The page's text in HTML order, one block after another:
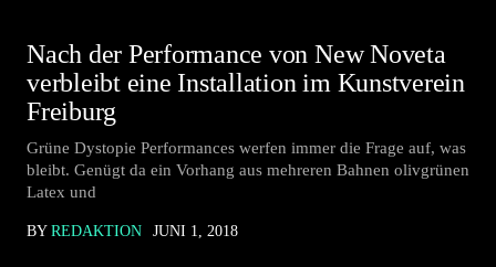
Nach der Performance von New Noveta
verbleibt eine Installation im Kunstverein
Freiburg
Grüne Dystopie Performances werfen immer die Frage auf, was
bleibt. Genügt da ein Vorhang aus mehreren Bahnen olivgrünen
Latex und
BY REDAKTION JUNI 1, 2018